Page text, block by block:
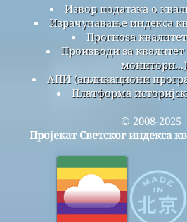
Извор података о
Израчунавање индекса
Прогноза
Производи за квалитет
монитори...)
АПИ (апликациони
Платформа
© 2008-2025
Пројекат Светског индекса